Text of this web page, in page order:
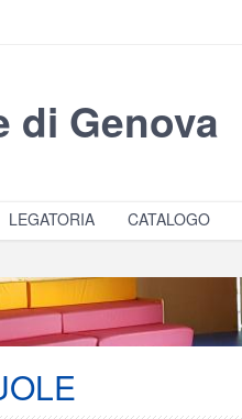
di Genova
LEGATORIA CATALOGO